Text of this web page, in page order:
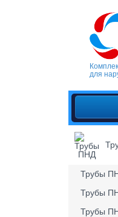
для
Трубы
Трубы
Трубы